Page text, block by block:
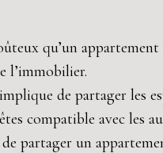
qu’un
l’immobilier.
de partager les
compatible avec les
un